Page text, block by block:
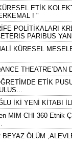
ETİK
! "
POLİTİKALARI
PARIBUS
KÜRESEL
ETİK
İKİ YENİ KİTABI
MIM CHI 360 Etnik
BEYAZ ÖLÜM